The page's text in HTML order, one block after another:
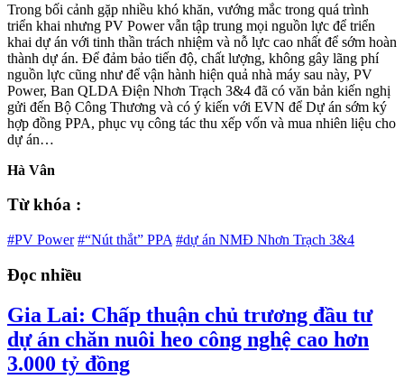
Trong bối cảnh gặp nhiều khó khăn, vướng mắc trong quá trình
triển khai nhưng PV Power vẫn tập trung mọi nguồn lực để triển
khai dự án với tinh thần trách nhiệm và nỗ lực cao nhất để sớm hoàn
thành dự án. Để đảm bảo tiến độ, chất lượng, không gây lãng phí
nguồn lực cũng như để vận hành hiện quả nhà máy sau này, PV
Power, Ban QLDA Điện Nhơn Trạch 3&4 đã có văn bản kiến nghị
gửi đến Bộ Công Thương và có ý kiến với EVN để Dự án sớm ký
hợp đồng PPA, phục vụ công tác thu xếp vốn và mua nhiên liệu cho
dự án…
Hà Vân
Từ khóa :
#PV Power #“Nút thắt” PPA #dự án NMĐ Nhơn Trạch 3&4
Đọc nhiều
Gia Lai: Chấp thuận chủ trương đầu tư
dự án chăn nuôi heo công nghệ cao hơn
3.000 tỷ đồng